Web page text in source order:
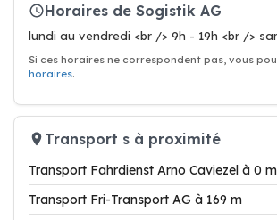
Horaires de Sogistik AG
lundi au vendredi <br /> 9h - 19h <br />
Si ces horaires ne correspondent pas, vous
horaires.
Transport s à proximité
Transport Fahrdienst Arno Caviezel à 0 m
Transport Fri-Transport AG à 169 m